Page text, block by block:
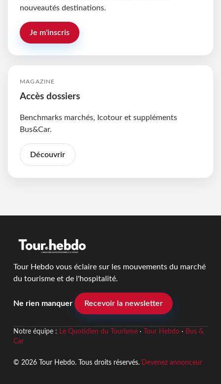
nouveautés destinations.
Je m'inscris
MAGAZINE
Accès dossiers
Benchmarks marchés, Icotour et suppléments
Bus&Car.
Découvrir
Tour Hebdo vous éclaire sur les mouvements du marché
du tourisme et de l'hospitalité.
Ne rien manquer Recevoir la newsletter
Notre équipe : Le Quotidien du Tourisme· Tour Hebdo· Bus &
Car
© 2026 Tour Hebdo. Tous droits réservés. Devenez annonceur